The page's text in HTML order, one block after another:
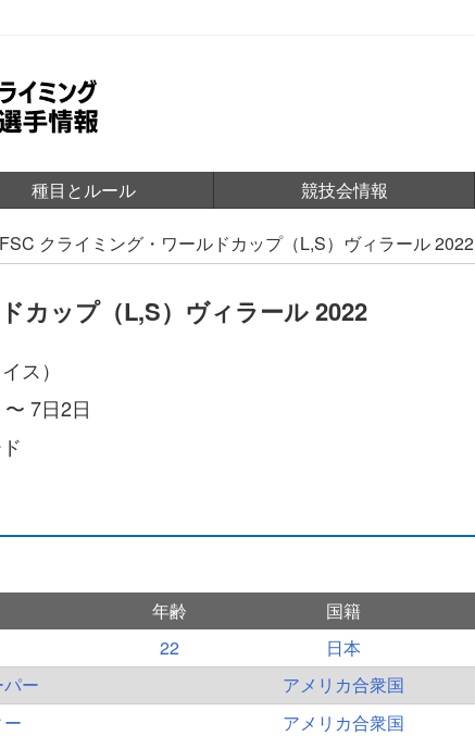
種目とルール 競技会情報
クライミング・ワールドカップ（L,S）ヴィラール 2022
カップ（L,S）ヴィラール 2022
ス）
7日2日
年齢 国籍
22 日本
ー
アメリカ合衆国
アメリカ合衆国